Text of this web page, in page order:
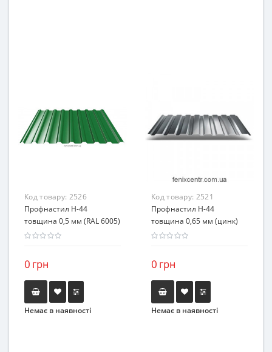
Код товару: 2526
Профнастил H-44
товщина 0,5 мм (RAL 6005)
0 грн
Немає в наявності
Код товару: 2521
Профнастил H-44
товщина 0,65 мм (цинк)
0 грн
Немає в наявності